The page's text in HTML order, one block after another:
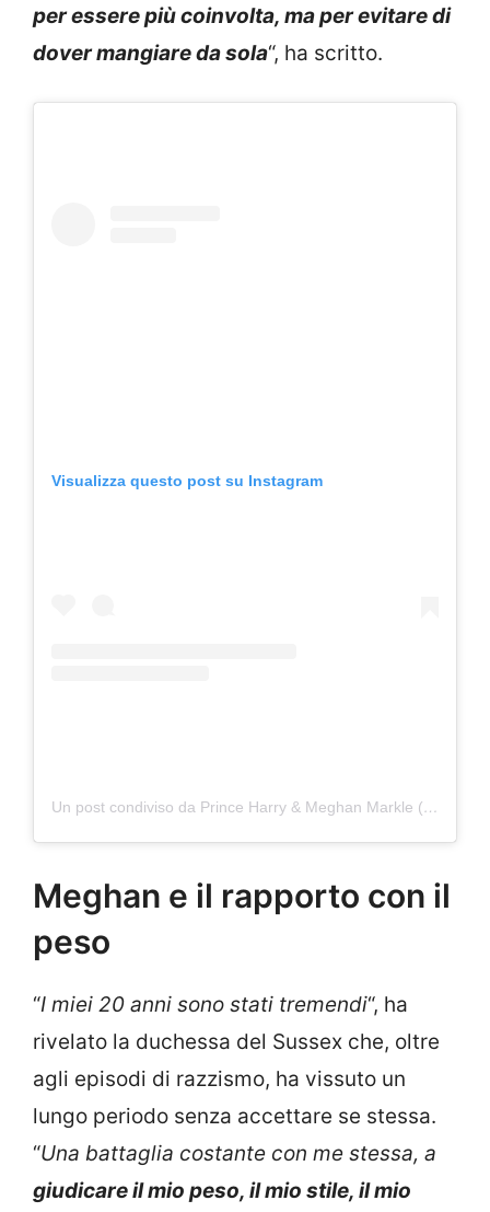
per essere più coinvolta, ma per evitare di
dover mangiare da sola“, ha scritto.
Visualizza questo post su Instagram
Un post condiviso da Prince Harry & Meghan Markle (@sussexroyal_hm)
Meghan e il rapporto con il
peso
“I miei 20 anni sono stati tremendi“, ha
rivelato la duchessa del Sussex che, oltre
agli episodi di razzismo, ha vissuto un
lungo periodo senza accettare se stessa.
“Una battaglia costante con me stessa, a
giudicare il mio peso, il mio stile, il mio